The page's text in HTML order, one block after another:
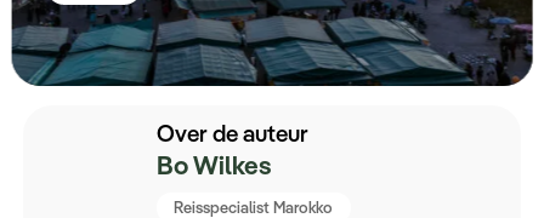
Meer
Over de auteur
Bo Wilkes
Reisspecialist Marokko